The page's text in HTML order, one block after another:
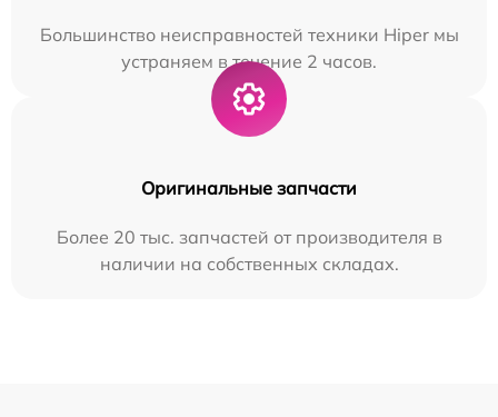
Большинство неисправностей техники Hiper мы
устраняем в течение 2 часов.
Оригинальные запчасти
Более 20 тыс. запчастей от производителя в
наличии на собственных складах.